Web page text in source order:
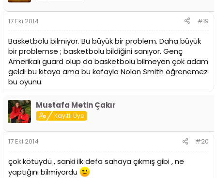
17 Eki 2014 #19
Basketbolu bilmiyor. Bu büyük bir problem. Daha büyük
bir problemse ; basketbolu bildiğini sanıyor. Genç
Amerikalı guard olup da basketbolu bilmeyen çok adam
geldi bu kıtaya ama bu kafayla Nolan Smith öğrenemez
bu oyunu.
Mustafa Metin Çakır
Kayıtlı Üye
17 Eki 2014 #20
çok kötüydü , sanki ilk defa sahaya çıkmış gibi , ne
yaptığını bilmiyordu